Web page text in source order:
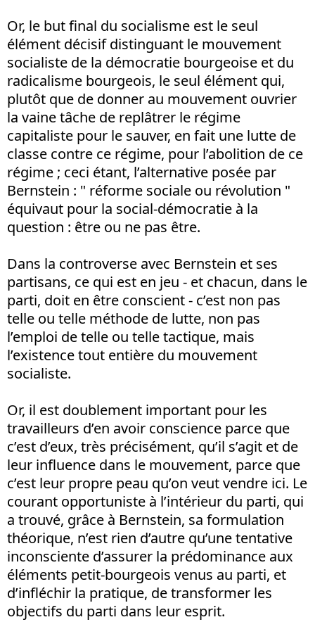
Or, le but final du socialisme est le seul
élément décisif distinguant le mouvement
socialiste de la démocratie bourgeoise et du
radicalisme bourgeois, le seul élément qui,
plutôt que de donner au mouvement ouvrier
la vaine tâche de replâtrer le régime
capitaliste pour le sauver, en fait une lutte de
classe contre ce régime, pour l’abolition de ce
régime ; ceci étant, l’alternative posée par
Bernstein : " réforme sociale ou révolution "
équivaut pour la social-démocratie à la
question : être ou ne pas être.
Dans la controverse avec Bernstein et ses
partisans, ce qui est en jeu - et chacun, dans le
parti, doit en être conscient - c’est non pas
telle ou telle méthode de lutte, non pas
l’emploi de telle ou telle tactique, mais
l’existence tout entière du mouvement
socialiste.
Or, il est doublement important pour les
travailleurs d’en avoir conscience parce que
c’est d’eux, très précisément, qu’il s’agit et de
leur influence dans le mouvement, parce que
c’est leur propre peau qu’on veut vendre ici. Le
courant opportuniste à l’intérieur du parti, qui
a trouvé, grâce à Bernstein, sa formulation
théorique, n’est rien d’autre qu’une tentative
inconsciente d’assurer la prédominance aux
éléments petit-bourgeois venus au parti, et
d’infléchir la pratique, de transformer les
objectifs du parti dans leur esprit.